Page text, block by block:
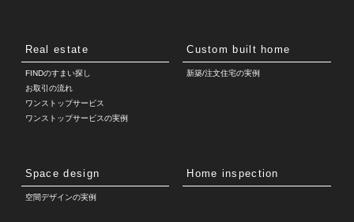
Real estate
FINDのすまい探し
お取引の流れ
ワンストップサービス
ワンストップサービスの実例
Custom built home
新築/注文住宅の実例
Space design
空間デザインの実例
Home inspection